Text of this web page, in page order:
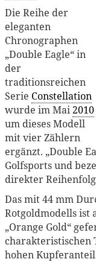
Die Reihe der
eleganten
Chronographen
„Double Eagle“ in
der
traditionsreichen
Serie Constellation
wurde im Mai2010
um dieses Modell
mit vier Zählern
ergänzt. „Double
Golfsports und
direkter
Das mit 44 mm
Rotgoldmodells ist
„Orange Gold“
charakteristischen
hohen